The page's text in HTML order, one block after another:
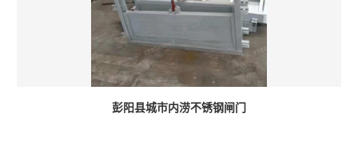
彭阳县城市内涝不锈钢闸门